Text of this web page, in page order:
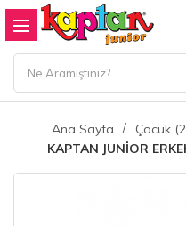
Ana Sayfa Çocuk
KAPTAN JUNİOR